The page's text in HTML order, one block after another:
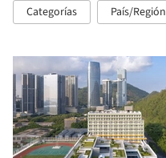
Categorías País/Región